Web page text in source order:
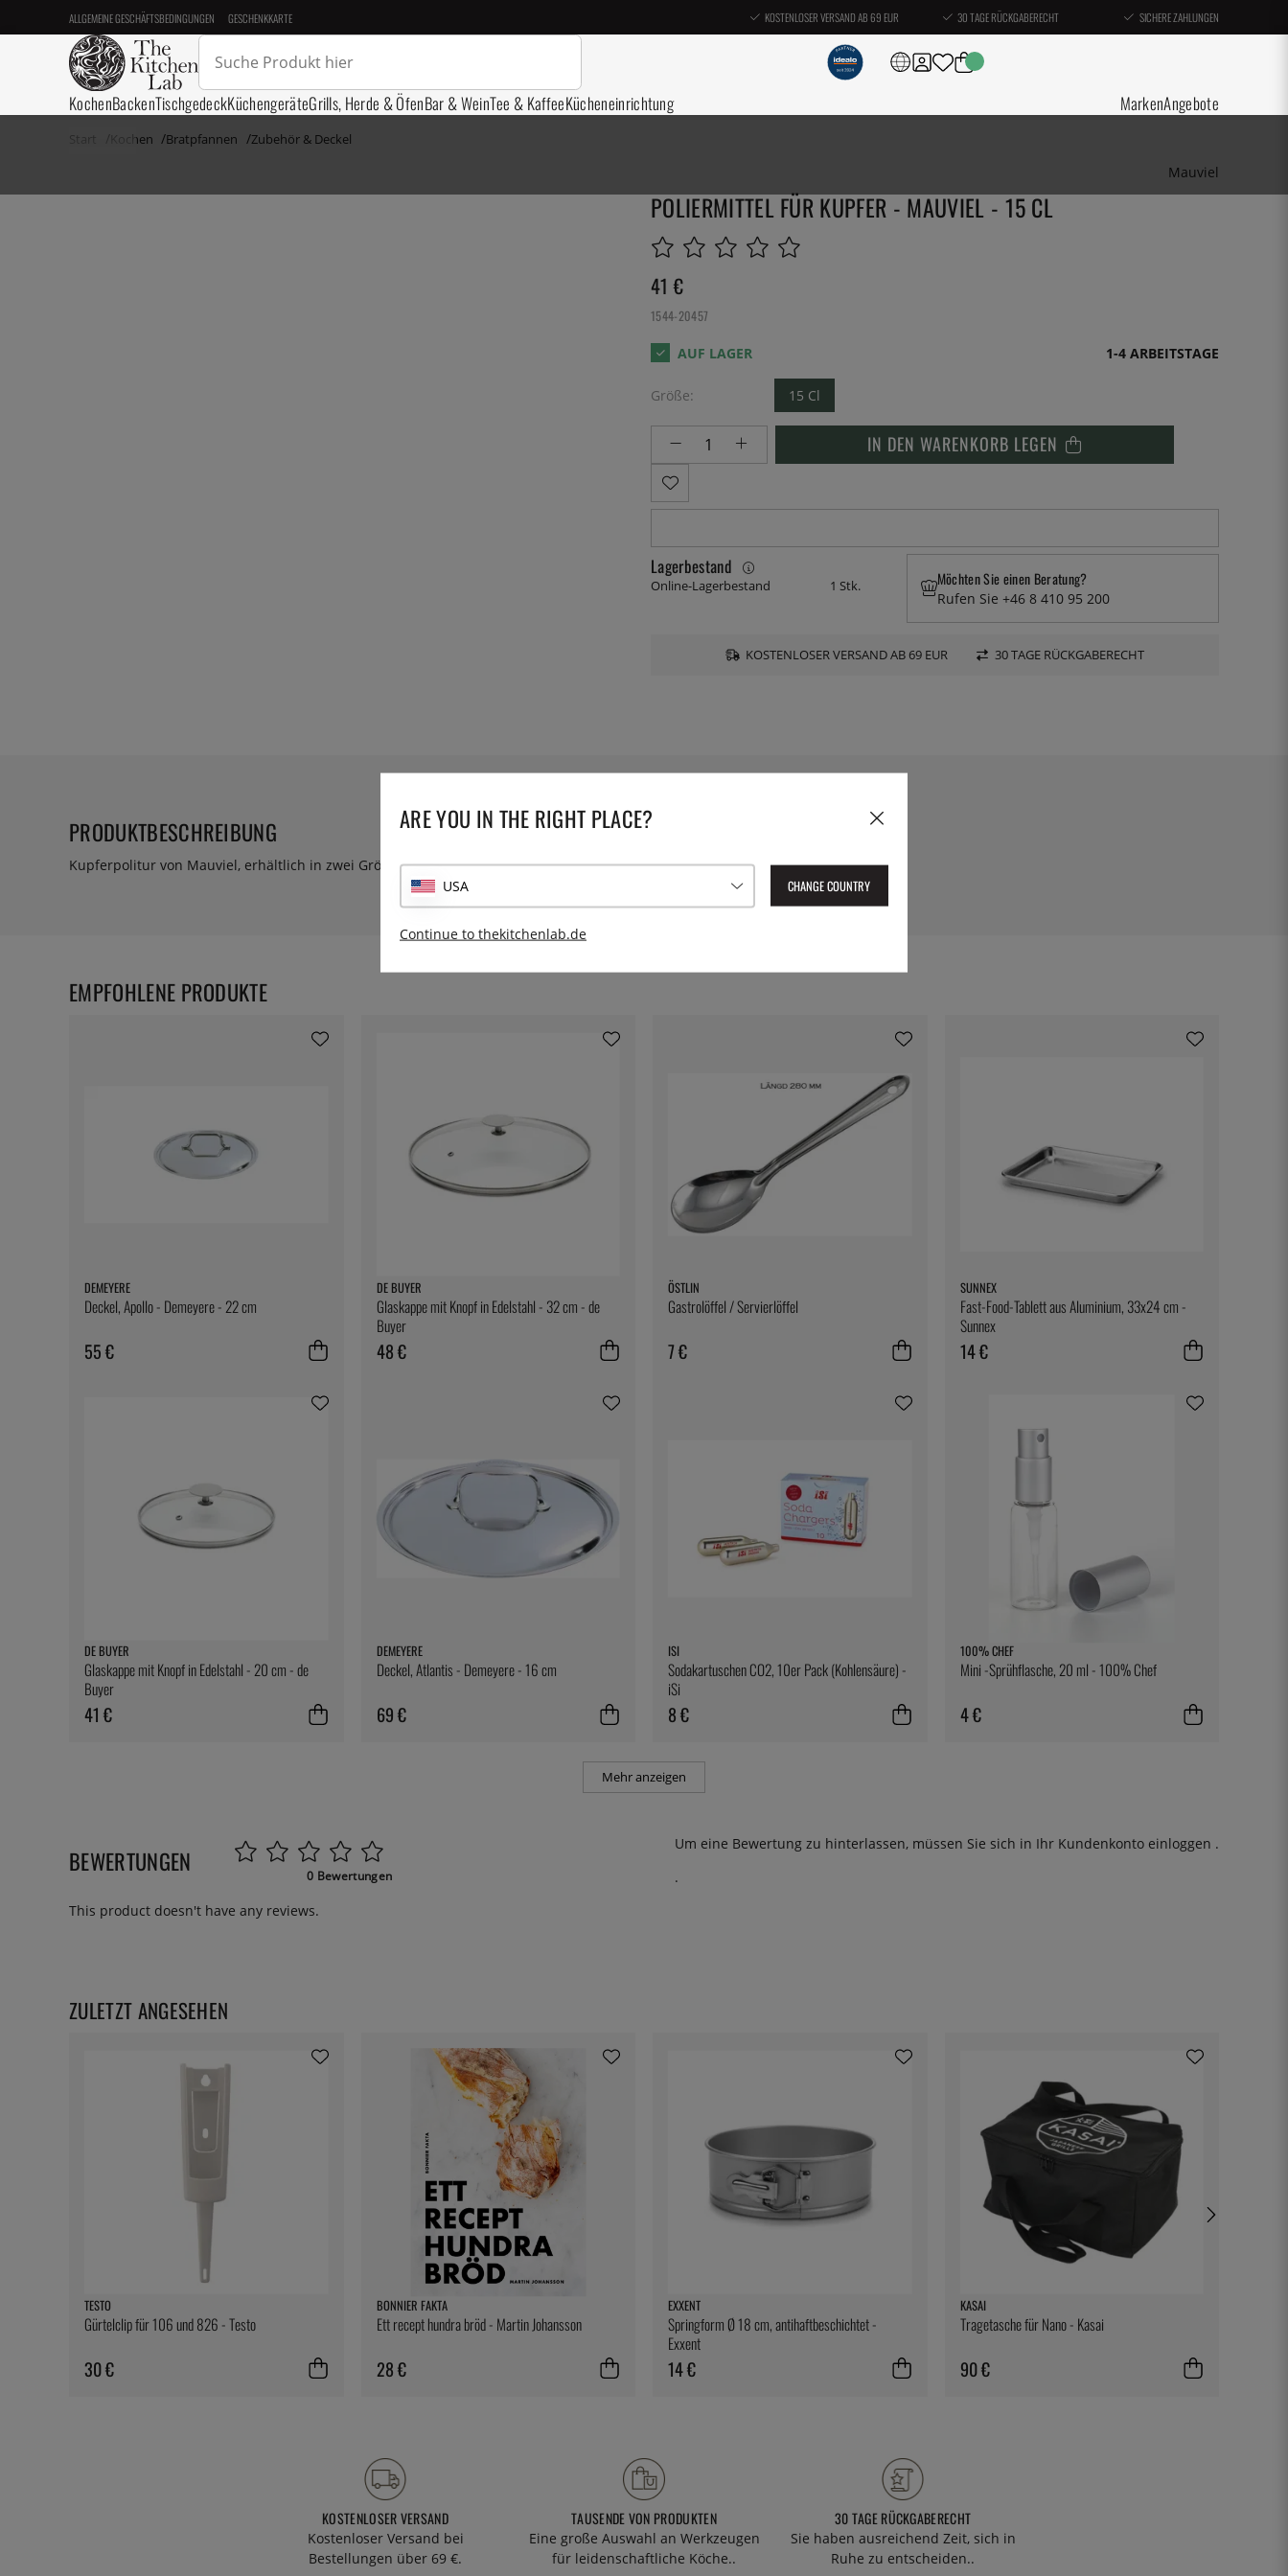
ALLGEMEINE GESCHÄFTSBEDINGUNGEN GESCHENKKARTE KOSTENLOSER VERSAND AB 69 EUR 30 TAGE RÜCKGABERECHT SICHERE ZAHLUNGEN
KochenBackenTischgedeckKüchengeräteGrills, Herde & ÖfenBar & WeinTee & KaffeeKücheneinrichtung MarkenAngebote
Start Kochen Bratpfannen Zubehör & Deckel
Mauviel
POLIERMITTEL FÜR KUPFER - MAUVIEL - 15 CL
41 €
1544-20457
1-4 ARBEITSTAGE
Größe: 15 Cl
IN DEN WARENKORB LEGEN
Lagerbestand
Online-Lagerbestand 1 Stk. Möchten Sie einen Beratung?
Rufen Sie +46 8 410 95 200
KOSTENLOSER VERSAND AB 69 EUR 30 TAGE RÜCKGABERECHT
PRODUKTBESCHREIBUNG
Kupferpolitur von Mauviel, erhältlich in zwei Größen: 15 cl und 1000 cl.
DEMEYERE
Deckel, Apollo - Demeyere - 22 cm
55 €
DE BUYER
Glaskappe mit Knopf in Edelstahl - 32 cm - de
Buyer
48 €
ÖSTLIN
Gastrolöffel / Servierlöffel
7 €
SUNNEX
Fast-Food-Tablett aus Aluminium, 33x24 cm -
Sunnex
14 €
DE BUYER
Glaskappe mit Knopf in Edelstahl - 20 cm - de
Buyer
41 €
DEMEYERE
Deckel, Atlantis - Demeyere - 16 cm
69 €
ISI
Sodakartuschen CO2, 10er Pack (Kohlensäure) -
iSi
8 €
100% CHEF
Mini -Sprühflasche, 20 ml - 100% Chef
4 €
Mehr anzeigen
EMPFOHLENE PRODUKTE
BEWERTUNGEN 0 Bewertungen
Um eine Bewertung zu hinterlassen, müssen Sie sich in Ihr Kundenkonto einloggen .
.
This product doesn't have any reviews.
ZULETZT ANGESEHEN
TESTO
Gürtelclip für 106 und 826 - Testo
30 €
BONNIER FAKTA
Ett recept hundra bröd - Martin Johansson
28 €
EXXENT
Springform Ø 18 cm, antihaftbeschichtet -
Exxent
14 €
KASAI
Tragetasche für Nano - Kasai
90 €
KOSTENLOSER VERSAND
Kostenloser Versand bei
Bestellungen über 69 €.
TAUSENDE VON PRODUKTEN
Eine große Auswahl an Werkzeugen
für leidenschaftliche Köche..
30 TAGE RÜCKGABERECHT
Sie haben ausreichend Zeit, sich in
Ruhe zu entscheiden..
ARE YOU IN THE RIGHT PLACE?
USA CHANGE COUNTRY
Continue to thekitchenlab.de